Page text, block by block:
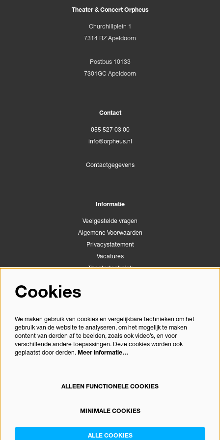
Theater & Concert Orpheus
Churchillplein 1
7314 BZ Apeldoorn
Postbus 10133
7301GC Apeldoorn
Contact
055 527 03 00
info@orpheus.nl
Contactgegevens
Informatie
Veelgestelde vragen
Algemene Voorwaarden
Privacystatement
Vacatures
Theatertechniek
Congrescentrum Orpheus
Volg ons
Meld je aan voor de nieuwsbrief
© Theater Orpheus
Powered byCultureSuite
Cookies
We maken gebruik van cookies en vergelijkbare technieken om het
gebruik van de website te analyseren, om het mogelijk te maken
content van derden af te beelden, zoals ook video’s, en voor
verschillende andere toepassingen. Deze cookies worden ook
geplaatst door derden. Meer informatie…
ALLEEN FUNCTIONELE COOKIES
MINIMALE COOKIES
ALLE COOKIES